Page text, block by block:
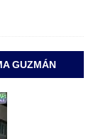
GUZMÁN